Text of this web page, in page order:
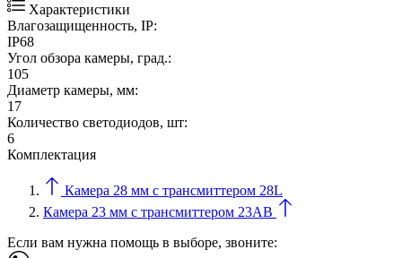
Характеристики
Влагозащищенность, IP:
IP68
Угол обзора камеры, град.:
105
Диаметр камеры, мм:
17
Количество светодиодов, шт:
6
Комплектация
Камера 28 мм с трансмиттером 28L
Камера 23 мм с трансмиттером 23AB
Если вам нужна помощь в выборе, звоните: